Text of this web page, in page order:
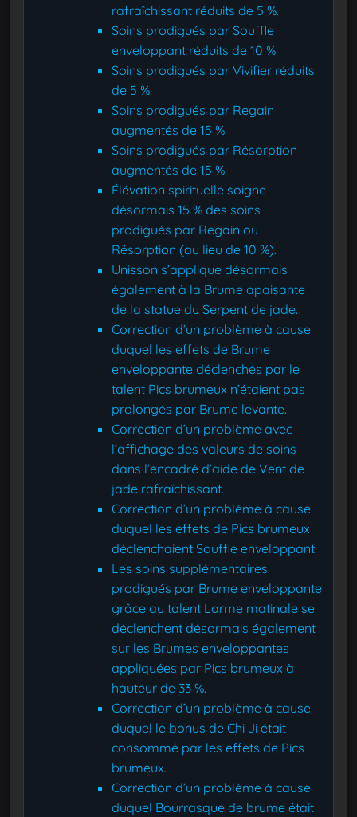
rafraîchissant réduits de 5 %.
Soins prodigués par Souffle
enveloppant réduits de 10 %.
Soins prodigués par Vivifier réduits
de 5 %.
Soins prodigués par Regain
augmentés de 15 %.
Soins prodigués par Résorption
augmentés de 15 %.
Élévation spirituelle soigne
désormais 15 % des soins
prodigués par Regain ou
Résorption (au lieu de 10 %).
Unisson s’applique désormais
également à la Brume apaisante
de la statue du Serpent de jade.
Correction d’un problème à cause
duquel les effets de Brume
enveloppante déclenchés par le
talent Pics brumeux n’étaient pas
prolongés par Brume levante.
Correction d’un problème avec
l’affichage des valeurs de soins
dans l’encadré d’aide de Vent de
jade rafraîchissant.
Correction d’un problème à cause
duquel les effets de Pics brumeux
déclenchaient Souffle enveloppant.
Les soins supplémentaires
prodigués par Brume enveloppante
grâce au talent Larme matinale se
déclenchent désormais également
sur les Brumes enveloppantes
appliquées par Pics brumeux à
hauteur de 33 %.
Correction d’un problème à cause
duquel le bonus de Chi Ji était
consommé par les effets de Pics
brumeux.
Correction d’un problème à cause
duquel Bourrasque de brume était